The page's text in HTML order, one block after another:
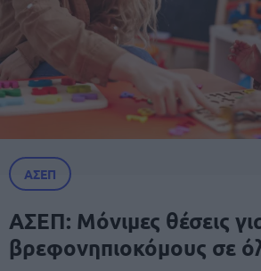
ΑΣΕΠ
ΑΣΕΠ: Μόνιμες θέσεις
βρεφονηπιοκόμους σε